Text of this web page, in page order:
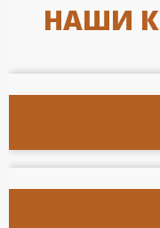
НАШИ